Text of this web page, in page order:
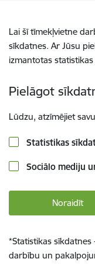
Lai šī tīmekļvietne
sīkdatnes. Ar Jūsu
izmantotas
Pielāgot
Lūdzu, atzīmējiet
Statistikas
Sociālo mediju
Noraidīt
*Statistikas sīkdatnes
darbību un